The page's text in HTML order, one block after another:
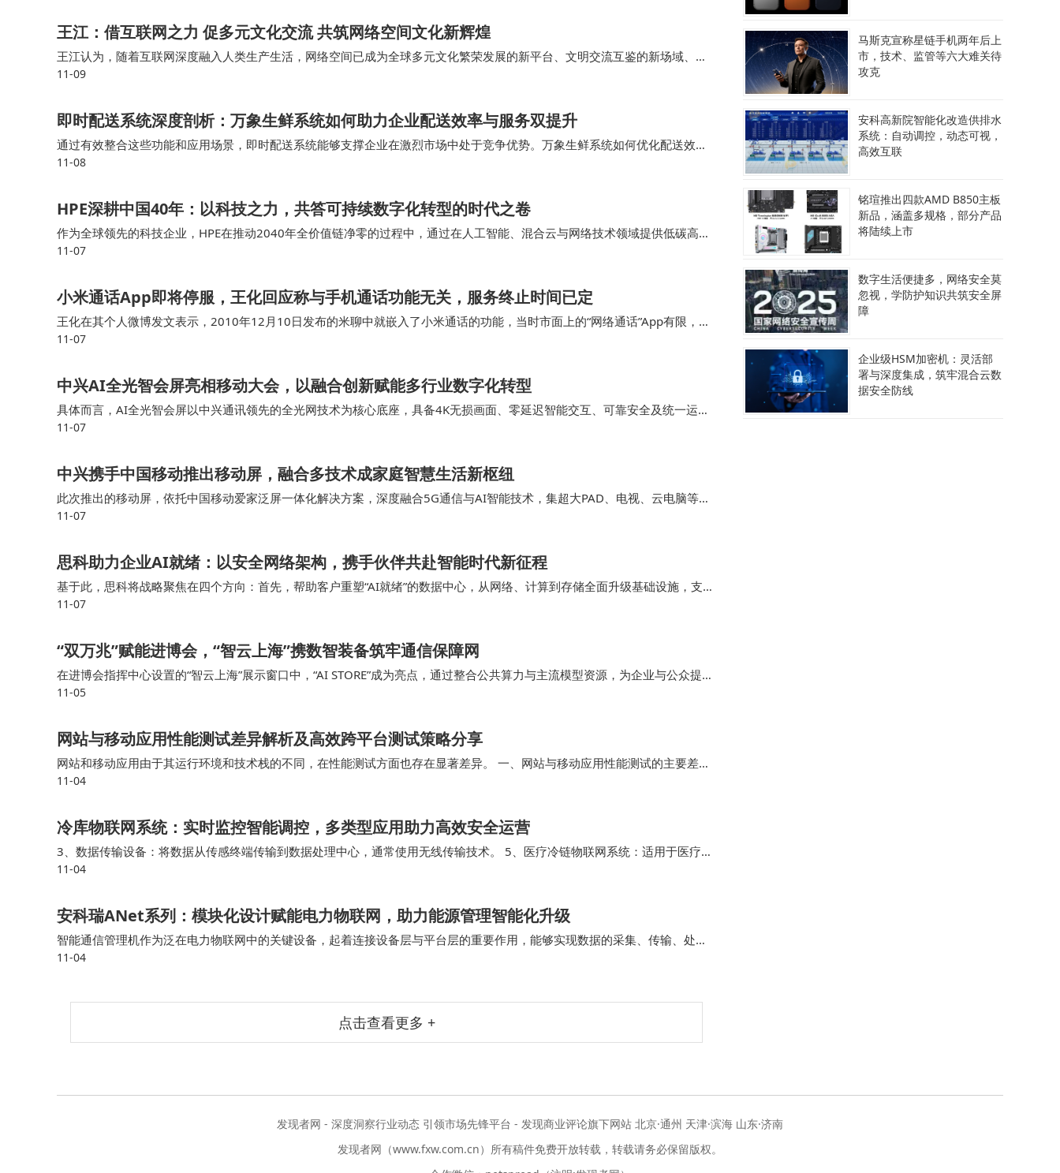
王江：借互联网之力 促多元文化交流 共筑网络空间文化新辉煌
王江认为，随着互联网深度融入人类生产生活，网络空间已成为全球多元文化繁荣发展的新平台、文明交流互鉴的新场域、各
国人民情感共鸣的新纽带，网络文化交流发展呈现了许多新气象。要高度重视青年群体在网络文明对话和交流…
11-09
即时配送系统深度剖析：万象生鲜系统如何助力企业配送效率与服务双提升
通过有效整合这些功能和应用场景，即时配送系统能够支撑企业在激烈市场中处于竞争优势。万象生鲜系统如何优化配送效率
与服务体验万象生鲜系统通过集成先进的即时配送技术，大幅提升了配送效率和服务体验。 结论即时配送系…
11-08
HPE深耕中国40年：以科技之力，共答可持续数字化转型的时代之卷
作为全球领先的科技企业，HPE在推动2040年全价值链净零的过程中，通过在人工智能、混合云与网络技术领域提供低碳高效
的解决方案，帮助企业在数字化转型的同时加速IT的可持续发展，携手上下游生态合作伙伴以更可持续…
11-07
小米通话App即将停服，王化回应称与手机通话功能无关，服务终止时间已定
王化在其个人微博发文表示，2010年12月10日发布的米聊中就嵌入了小米通话的功能，当时市面上的“网络通话”App有限，小
米通话的初衷是解决米粉之间移动网络沟通的需求。 而如今大家可以通过很多常见的App实…
11-07
中兴AI全光智会屏亮相移动大会，以融合创新赋能多行业数字化转型
具体而言，AI全光智会屏以中兴通讯领先的全光网技术为核心底座，具备4K无损画面、零延迟智能交互、可靠安全及统一运维
四大核心优势，能够为高端智能会议应用提供极致服务体验。 从应用价值来看，AI全光智会屏以全光…
11-07
中兴携手中国移动推出移动屏，融合多技术成家庭智慧生活新枢纽
此次推出的移动屏，依托中国移动爱家泛屏一体化解决方案，深度融合5G通信与AI智能技术，集超大PAD、电视、云电脑等多
元功能于一身。27英寸高清触控大屏成为家庭信息交互的核心载体，打破传统设备功能边界，将通信、…
11-07
思科助力企业AI就绪：以安全网络架构，携手伙伴共赴智能时代新征程
基于此，思科将战略聚焦在四个方向：首先，帮助客户重塑“AI就绪”的数据中心，从网络、计算到存储全面升级基础设施，支撑
更高强度的AI工作负载；其次，重构未来的工作场景，随着机器人、传感器、Agent的普及，A…
11-07
​“双万兆”赋能进博会，“智云上海”携数智装备筑牢通信保障网​
在进博会指挥中心设置的“智云上海”展示窗口中，“AI STORE”成为亮点，通过整合公共算力与主流模型资源，为企业与公众提供
从算力调度、模型部署到智能体应用的一站式服务，集中体现了电信在算力与智能应用方面的…
11-05
网站与移动应用性能测试差异解析及高效跨平台测试策略分享
网站和移动应用由于其运行环境和技术栈的不同，在性能测试方面也存在显著差异。 一、网站与移动应用性能测试的主要差异
通过理解网站与移动应用性能测试之间的差异，并采取相应的跨平台测试方法，企业能够有效提升产品质量，…
11-04
冷库物联网系统：实时监控智能调控，多类型应用助力高效安全运营
3、数据传输设备：将数据从传感终端传输到数据处理中心，通常使用无线传输技术。 5、医疗冷链物联网系统：适用于医疗冷
链物流领域，可以对药品和医疗器械的温度、湿度等关键参数进行监控，确保药品和医疗器械的质量和安…
11-04
安科瑞ANet系列：模块化设计赋能电力物联网，助力能源管理智能化升级
智能通信管理机作为泛在电力物联网中的关键设备，起着连接设备层与平台层的重要作用，能够实现数据的采集、传输、处理
和管理。 ANet系列通信管理机以“泛在电力物联网智能枢纽” 为核心定位，旨在解决传统工业场景中…
11-04
点击查看更多 +
马斯克宣称星链手机两年后上
市，技术、监管等六大难关待
攻克
安科高新院智能化改造供排水
系统：自动调控，动态可视，
高效互联
铭瑄推出四款AMD B850主板
新品，涵盖多规格，部分产品
将陆续上市
数字生活便捷多，网络安全莫
忽视，学防护知识共筑安全屏
障
企业级HSM加密机：灵活部
署与深度集成，筑牢混合云数
据安全防线
发现者网 - 深度洞察行业动态 引领市场先锋平台 - 发现商业评论旗下网站 北京·通州 天津·滨海 山东·济南
发现者网（www.fxw.com.cn）所有稿件免费开放转载，转载请务必保留版权。